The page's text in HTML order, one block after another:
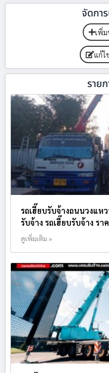
จัดกา
เพิ่
แก้ไ
ราย
รถเฮี๊ยบรับจ้างถนนวงแห
รับจ้าง รถเฮี๊ยบรับจ้าง รา
ดูเพิ่มเติม »